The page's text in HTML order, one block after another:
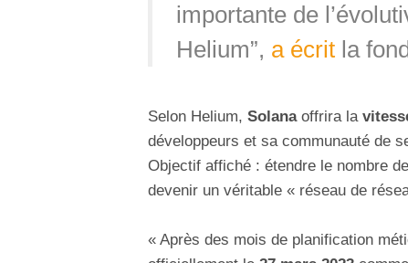
importante de
Helium”, a écritla
Selon Helium, Solanaoffrira la
développeurs et sa communauté de
Objectif affiché : étendre le nombre
devenir un véritable « réseau de
« Après des mois de planification